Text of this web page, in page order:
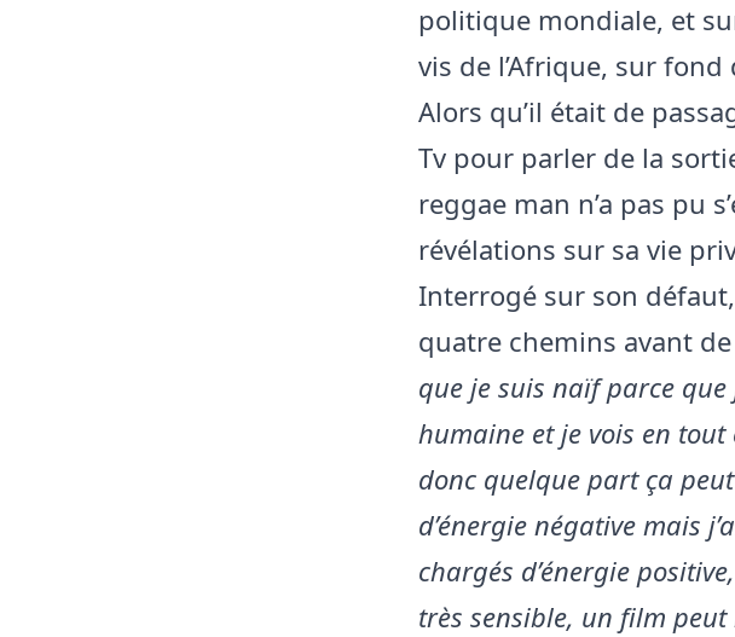
politique mondiale, et
vis de l’Afrique, sur fond
Alors qu’il était de
Tv pour parler de la
reggae man n’a pas pu
révélations sur sa vie
Interrogé sur son
quatre chemins avant
que je suis naïf parce que
humaine et je vois en
donc quelque part ça
d’énergie négative mais
chargés d’énergie
très sensible, un film